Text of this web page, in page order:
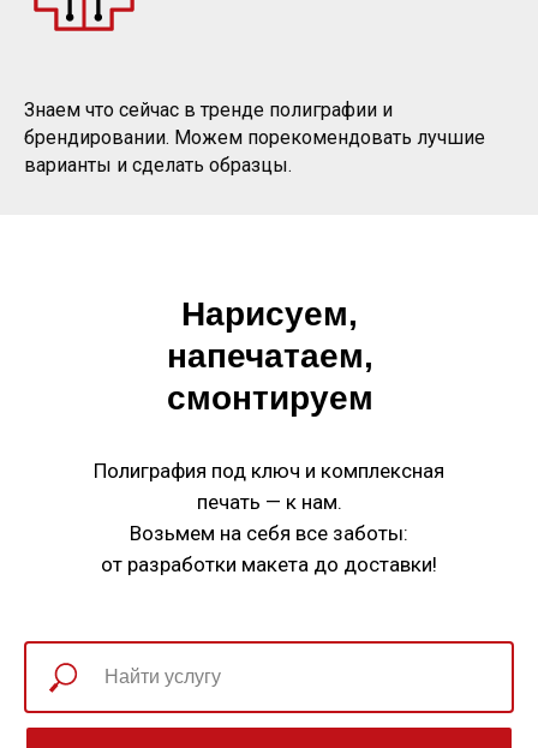
Знаем что сейчас в тренде полиграфии и
брендировании. Можем порекомендовать лучшие
варианты и сделать образцы.
Нарисуем,
напечатаем,
смонтируем
Полиграфия под ключ и комплексная
печать — к нам.
Возьмем на себя все заботы:
от разработки макета до доставки!